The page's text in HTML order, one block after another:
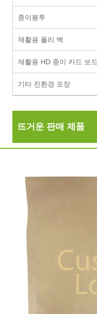
종이봉투
재활용 폴리 백
재활용 HD 종이 카드 보
기타 친환경 포장
뜨거운 판매 제품